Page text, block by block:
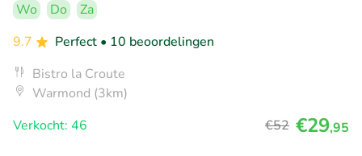
Wo Do
Za
9.7
Perfect • 10 beoordelingen
Bistro la Croute
Warmond (3km)
Verkocht: 46
€52 €29,95